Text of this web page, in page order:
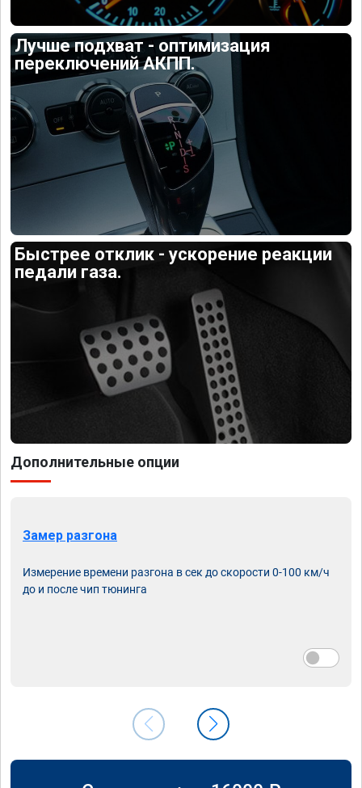
Лучше подхват - оптимизация
переключений АКПП.
Быстрее отклик - ускорение реакции
педали газа.
Дополнительные опции
Замер разгона
Измерение времени разгона в сек до скорости 0-100 км/ч
до и после чип тюнинга